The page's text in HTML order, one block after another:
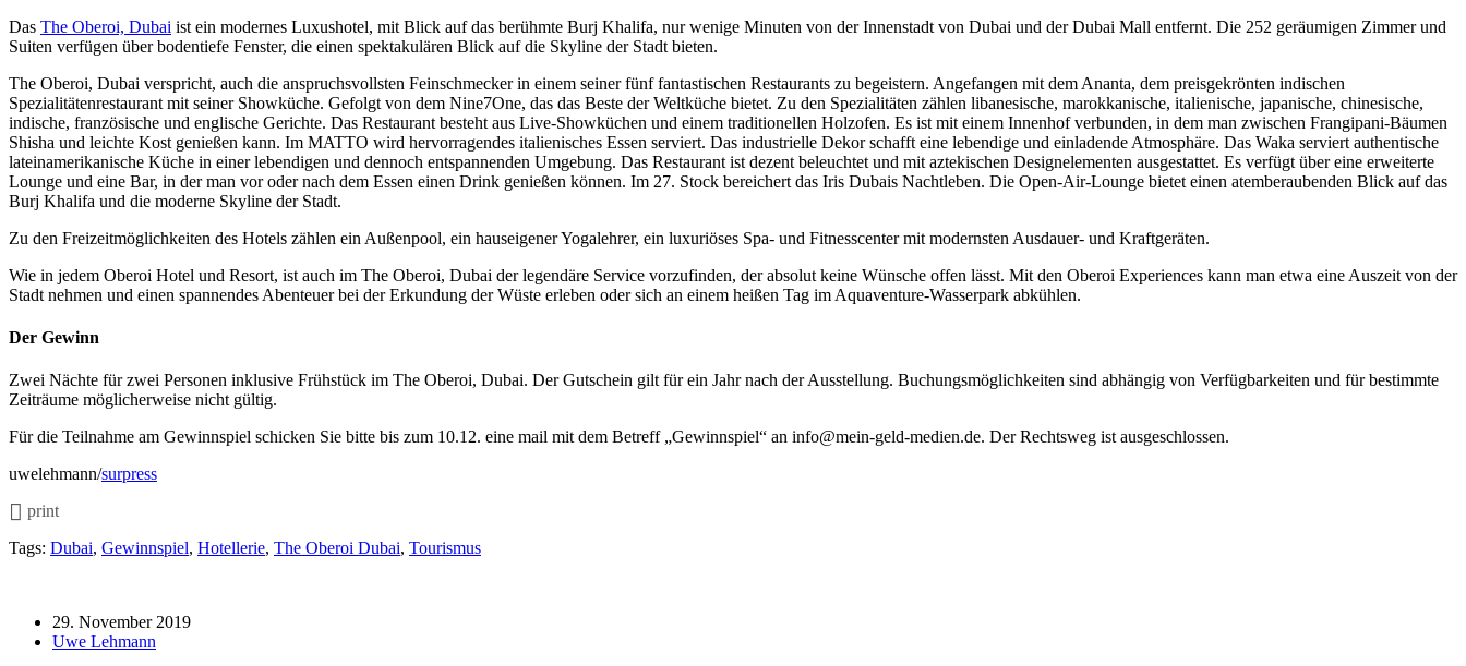
Das The Oberoi, Dubai ist ein modernes Luxushotel, mit Blick auf das berühmte Burj Khalifa, nur wenige Minuten von der Innenstadt von Dubai und der Dubai Mall entfernt. Die 252 geräumigen Zimmer und
Suiten verfügen über bodentiefe Fenster, die einen spektakulären Blick auf die Skyline der Stadt bieten.
The Oberoi, Dubai verspricht, auch die anspruchsvollsten Feinschmecker in einem seiner fünf fantastischen Restaurants zu begeistern. Angefangen mit dem Ananta, dem preisgekrönten indischen
Spezialitätenrestaurant mit seiner Showküche. Gefolgt von dem Nine7One, das das Beste der Weltküche bietet. Zu den Spezialitäten zählen libanesische, marokkanische, italienische, japanische, chinesische,
indische, französische und englische Gerichte. Das Restaurant besteht aus Live-Showküchen und einem traditionellen Holzofen. Es ist mit einem Innenhof verbunden, in dem man zwischen Frangipani-Bäumen
Shisha und leichte Kost genießen kann. Im MATTO wird hervorragendes italienisches Essen serviert. Das industrielle Dekor schafft eine lebendige und einladende Atmosphäre. Das Waka serviert authentische
lateinamerikanische Küche in einer lebendigen und dennoch entspannenden Umgebung. Das Restaurant ist dezent beleuchtet und mit aztekischen Designelementen ausgestattet. Es verfügt über eine erweiterte
Lounge und eine Bar, in der man vor oder nach dem Essen einen Drink genießen können. Im 27. Stock bereichert das Iris Dubais Nachtleben. Die Open-Air-Lounge bietet einen atemberaubenden Blick auf das
Burj Khalifa und die moderne Skyline der Stadt.
Zu den Freizeitmöglichkeiten des Hotels zählen ein Außenpool, ein hauseigener Yogalehrer, ein luxuriöses Spa- und Fitnesscenter mit modernsten Ausdauer- und Kraftgeräten.
Wie in jedem Oberoi Hotel und Resort, ist auch im The Oberoi, Dubai der legendäre Service vorzufinden, der absolut keine Wünsche offen lässt. Mit den Oberoi Experiences kann man etwa eine Auszeit von der
Stadt nehmen und einen spannendes Abenteuer bei der Erkundung der Wüste erleben oder sich an einem heißen Tag im Aquaventure-Wasserpark abkühlen.
Der Gewinn
Zwei Nächte für zwei Personen inklusive Frühstück im The Oberoi, Dubai. Der Gutschein gilt für ein Jahr nach der Ausstellung. Buchungsmöglichkeiten sind abhängig von Verfügbarkeiten und für bestimmte
Zeiträume möglicherweise nicht gültig.
Für die Teilnahme am Gewinnspiel schicken Sie bitte bis zum 10.12. eine mail mit dem Betreff „Gewinnspiel“ an info@mein-geld-medien.de. Der Rechtsweg ist ausgeschlossen.
uwelehmann/surpress
print
Tags: Dubai, Gewinnspiel, Hotellerie, The Oberoi Dubai, Tourismus
29. November 2019
Uwe Lehmann